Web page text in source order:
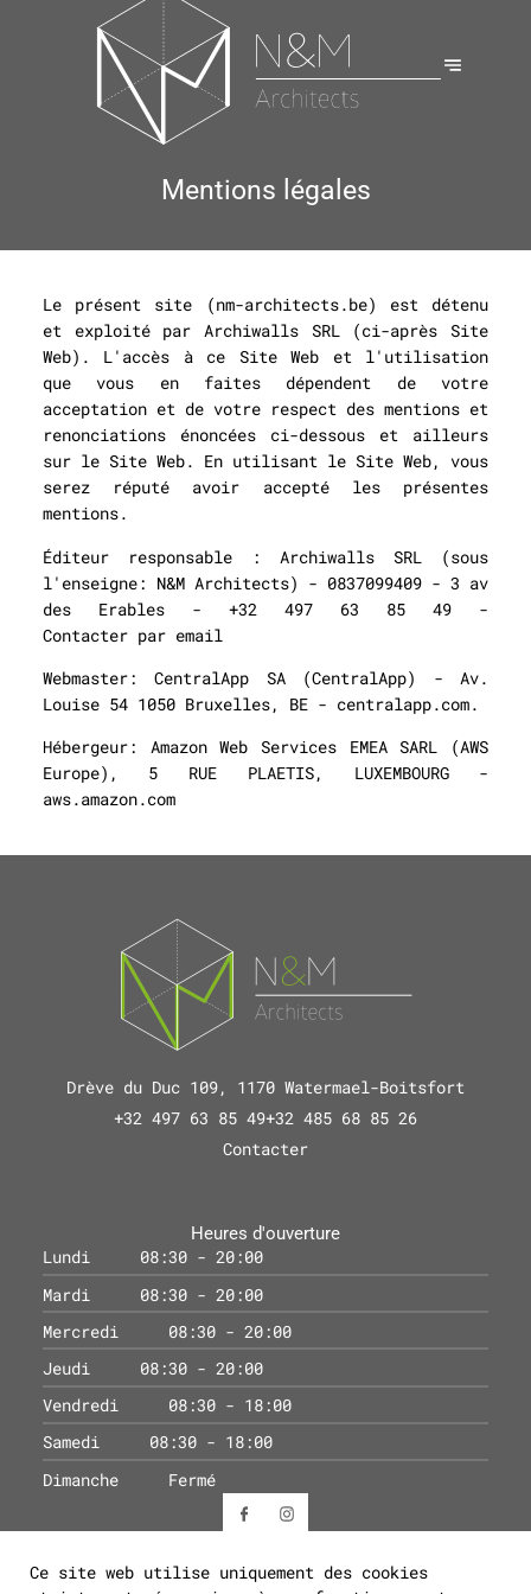
Mentions légales
Le présent site (nm-architects.be) est détenu
et exploité par Archiwalls SRL (ci-après Site
Web). L'accès à ce Site Web et l'utilisation
que vous en faites dépendent de votre
acceptation et de votre respect des mentions et
renonciations énoncées ci-dessous et ailleurs
sur le Site Web. En utilisant le Site Web, vous
serez réputé avoir accepté les présentes
mentions.
Éditeur responsable :
Archiwalls SRL (sous
l'enseigne: N&M Architects) - 0837099409 - 3 av
des Erables - +32 497 63 85 49 -
Contacter par email
Webmaster:CentralApp SA (CentralApp) - Av.
Louise 54 1050 Bruxelles, BE - centralapp.com.
Hébergeur: Amazon Web Services EMEA SARL (AWS
Europe), 5 RUE PLAETIS, LUXEMBOURG -
aws.amazon.com
Drève du Duc 109, 1170 Watermael-Boitsfort
+32 497 63 85 49+32 485 68 85 26
Contacter
Heures d'ouverture
Lundi
08:30 - 20:00
Mardi
08:30 - 20:00
Mercredi
08:30 - 20:00
Jeudi
08:30 - 20:00
Vendredi
08:30 - 18:00
Samedi
08:30 - 18:00
Dimanche
Fermé
Ce site web utilise uniquement des cookies